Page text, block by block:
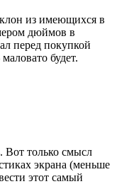
из имеющихся в
дюймов в
перед покупкой
будет.
Вот только смысл
экрана (меньше
этот самый